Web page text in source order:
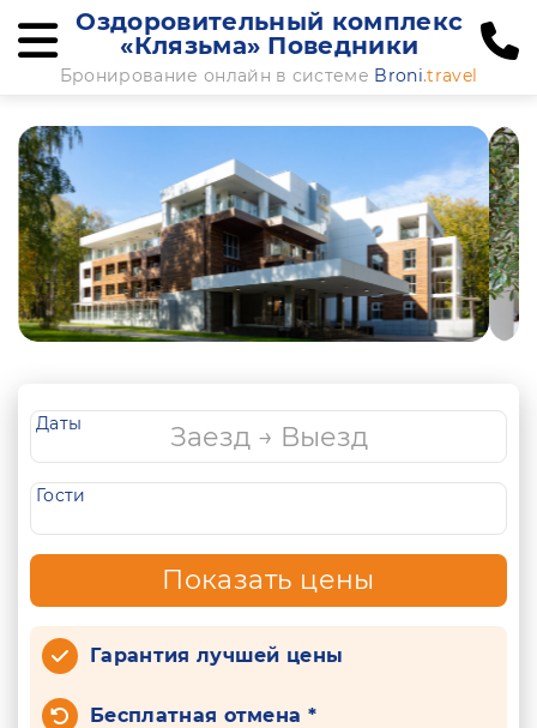
Оздоровительный комплекс
«Клязьма» Поведники
Бронирование онлайн в системе Broni.travel
Даты
Гости
Показать цены
Гарантия лучшей цены
Бесплатная отмена *